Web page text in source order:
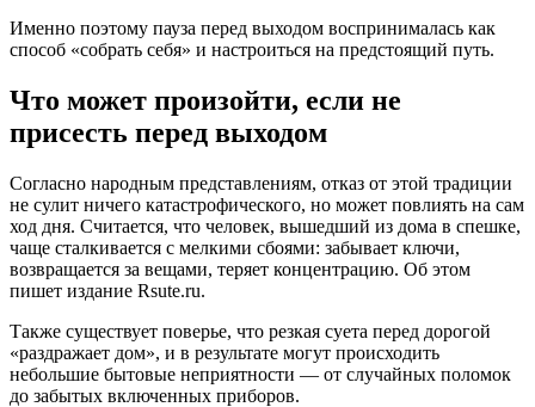
Именно поэтому пауза перед выходом воспринималась как
способ «собрать себя» и настроиться на предстоящий путь.
Что может произойти, если не
присесть перед выходом
Согласно народным представлениям, отказ от этой традиции
не сулит ничего катастрофического, но может повлиять на сам
ход дня. Считается, что человек, вышедший из дома в спешке,
чаще сталкивается с мелкими сбоями: забывает ключи,
возвращается за вещами, теряет концентрацию. Об этом
пишет издание Rsute.ru.
Также существует поверье, что резкая суета перед дорогой
«раздражает дом», и в результате могут происходить
небольшие бытовые неприятности — от случайных поломок
до забытых включенных приборов.